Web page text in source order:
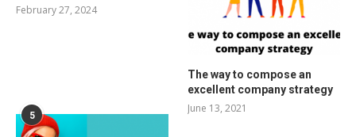
February 27, 2024
The way to compose an
excellent company strategy
June 13, 2021
5